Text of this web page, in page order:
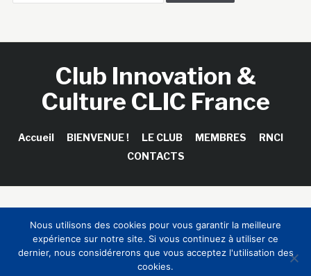
Club Innovation &
Culture CLIC France
Accueil BIENVENUE ! LE CLUB MEMBRES
RNCI
CONTACTS
Sinapses Conseils
Nous utilisons des cookies pour vous garantir la meilleure
expérience sur notre site. Si vous continuez à utiliser ce
dernier, nous considérerons que vous acceptez l'utilisation des
cookies.